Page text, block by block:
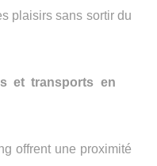
plaisirs sans sortir du
et transports en
offrent une proximité